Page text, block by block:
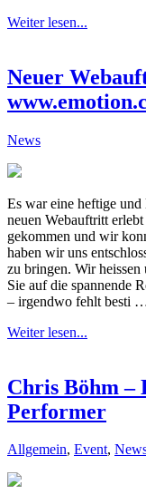
Weiter lesen...
Neuer
News
Es war eine heftige
neuen Webauftritt
gekommen und wir
haben wir uns
zu bringen. Wir
Sie auf die spannende
– irgendwo fehlt besti
Weiter lesen...
Chris Böhm –
Performer
Allgemein, Event,